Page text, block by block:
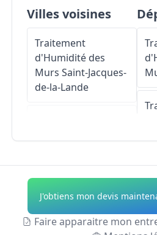
Villes voisines
Traitement
d'Humidité des
Murs Saint-Jacques-
de-la-Lande
Bretagne
Traitement
d'Humidité des
Murs Chantepie
J'obtiens mon devis
Faire apparaitre mon